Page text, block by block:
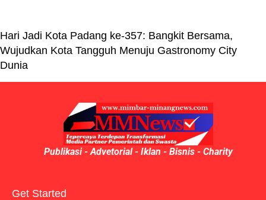
Hari Jadi Kota Padang ke-357: Bangkit Bersama,
Wujudkan Kota Tangguh Menuju Gastronomy City
Dunia
Publikasi - Advetorial - Iklan - Bisnis - Charity
Get Started